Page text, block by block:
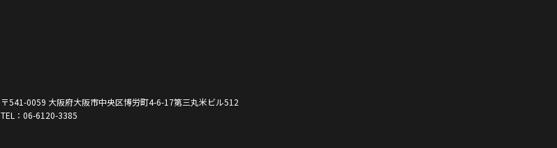
〒541-0059 大阪府大阪市中央区博労町4-6-17第三丸米ビル512
TEL：06-6120-3385